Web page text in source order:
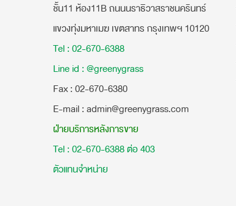
ชั้น11 ห้อง11B ถนนนราธิวาสราชนครินทร์
แขวงทุ่งมหาเมฆ เขตสาทร กรุงเทพฯ 10120
Tel : 02-670-6388
Line id : @greenygrass
​Fax : 02-670-6380
E-mail : admin@greenygrass.com
ฝ่ายบริการหลังการขาย
Tel : 02-670-6388 ต่อ 403
ตัวแทนจำหน่าย